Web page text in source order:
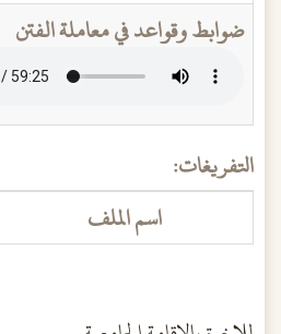
ضوابط وقواعد في معاملة الفتن
التفريغات:
اسم الملف